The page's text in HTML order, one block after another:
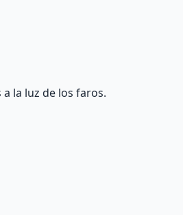
la luz de los faros.